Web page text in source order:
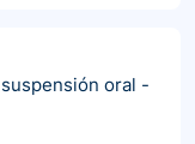
oral -